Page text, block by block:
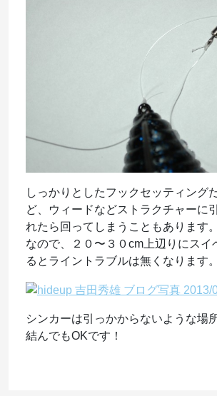
しっかりとしたフックセッティング
ど、ウィードなどストラクチャーに
れたら回ってしまうこともあります。
なので、２０〜３０cm上辺りにスイ
るとライントラブルは無くなります。
シンカーは引っかからないような場
結んでもOKです！